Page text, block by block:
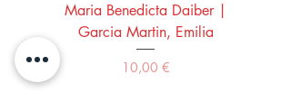
Maria Benedicta Daiber |
Garcia Martin, Emilia
Precio
10,00 €